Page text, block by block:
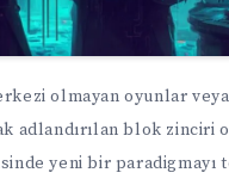
olmayan oyunlar
adlandırılan blok zinciri
yeni bir paradigmayı